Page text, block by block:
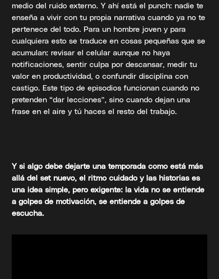
medio del ruido externo. Y ahí está el punch: nadie te
enseña a vivir con tu propia narrativa cuando ya no te
pertenece del todo. Para un hombre joven y para
cualquiera esto se traduce en cosas pequeñas que se
acumulan: revisar el celular aunque no haya
notificaciones, sentir culpa por descansar, medir tu
valor en productividad, o confundir disciplina con
castigo. Este tipo de episodios funcionan cuando no
pretenden “dar lecciones”, sino cuando dejan una
frase en el aire y tú haces el resto del trabajo.
Y si algo debe dejarte una temporada como está más
allá del set nuevo, el ritmo cuidado y las historias es
una idea simple, pero exigente: la vida no se entiende
a golpes de motivación, se entiende a golpes de
escucha.